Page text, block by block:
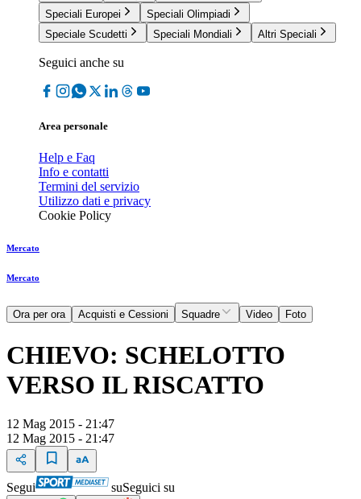
Speciali Europei
Speciali Olimpiadi
Speciale Scudetti
Speciali Mondiali Altri Speciali
Seguici anche su
Area personale
Help e Faq
Info e contatti
Termini del servizio
Utilizzo dati e privacy
Cookie Policy
Mercato
Mercato
Ora per ora Acquisti e Cessioni Squadre Video Foto
CHIEVO: SCHELOTTO
VERSO IL RISCATTO
12 Mag 2015 - 21:47
12 Mag 2015 - 21:47
Segui suSeguici su